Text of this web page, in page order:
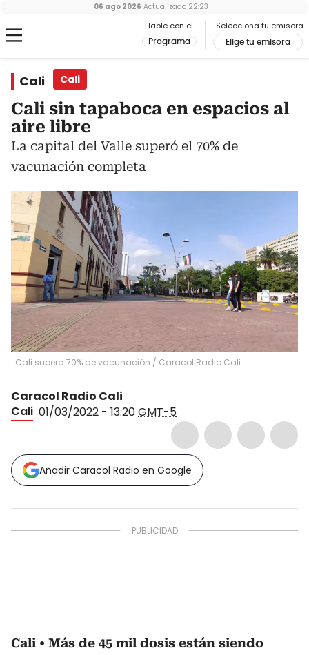
Hable con el
Programa
Selecciona tu emisora
Elige tu emisora
06 ago 2026 Actualizado 22:23
Cali Cali
Cali sin tapaboca en espacios al
aire libre
La capital del Valle superó el 70% de
vacunación completa
Cali supera 70% de vacunación / Caracol Radio Cali
Caracol Radio Cali
Cali 01/03/2022 - 13:20GMT-5
Añadir Caracol Radio en Google
Cali
Más de 45 mil dosis están siendo